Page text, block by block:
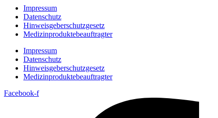
Impressum
Datenschutz
Hinweisgeberschutzgesetz
Medizin­produkte­beauftragter
Impressum
Datenschutz
Hinweisgeberschutzgesetz
Medizin­produkte­beauftragter
Facebook-f